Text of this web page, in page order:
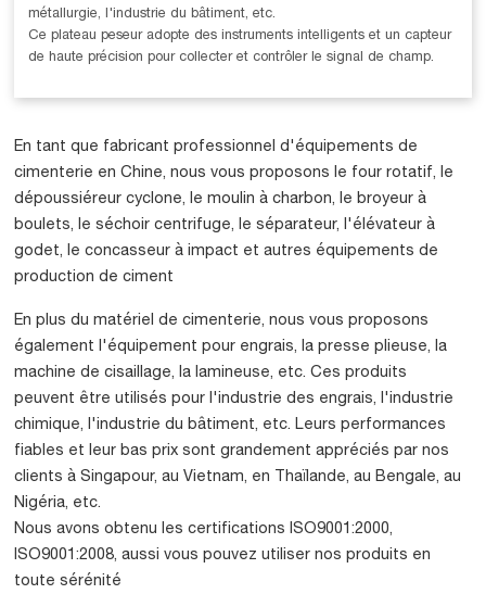
métallurgie, l'industrie du bâtiment, etc.
Ce plateau peseur adopte des instruments intelligents et un capteur
de haute précision pour collecter et contrôler le signal de champ.
En tant que fabricant professionnel d'équipements de
cimenterie en Chine, nous vous proposons le four rotatif, le
dépoussiéreur cyclone, le moulin à charbon, le broyeur à
boulets, le séchoir centrifuge, le séparateur, l'élévateur à
godet, le concasseur à impact et autres équipements de
production de ciment
En plus du matériel de cimenterie, nous vous proposons
également l'équipement pour engrais, la presse plieuse, la
machine de cisaillage, la lamineuse, etc. Ces produits
peuvent être utilisés pour l'industrie des engrais, l'industrie
chimique, l'industrie du bâtiment, etc. Leurs performances
fiables et leur bas prix sont grandement appréciés par nos
clients à Singapour, au Vietnam, en Thaïlande, au Bengale, au
Nigéria, etc.
Nous avons obtenu les certifications ISO9001:2000,
ISO9001:2008, aussi vous pouvez utiliser nos produits en
toute sérénité